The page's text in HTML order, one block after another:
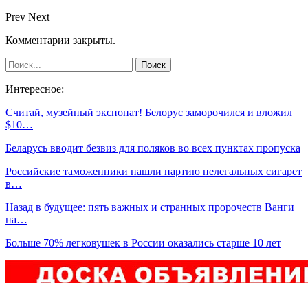
Prev Next
Комментарии закрыты.
Интересное:
Считай, музейный экспонат! Белорус заморочился и вложил
$10…
Беларусь вводит безвиз для поляков во всех пунктах пропуска
Российские таможенники нашли партию нелегальных сигарет
в…
Назад в будущее: пять важных и странных пророчеств Ванги
на…
Больше 70% легковушек в России оказались старше 10 лет